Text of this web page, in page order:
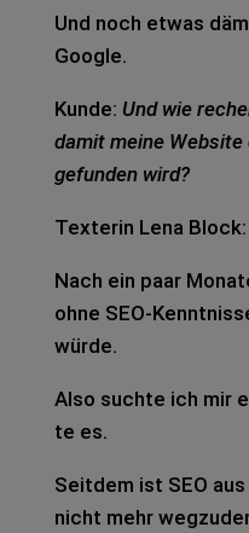
Und noch etwas
Goog­le.
Kunde: Und wie
damit meine Web­site
gefun­den wird?
Tex­te­rin Lena Block:
Nach ein paar
ohne SEO-
würde.
Also such­te ich mir
te es.
Seit­dem ist SEO
nicht mehr